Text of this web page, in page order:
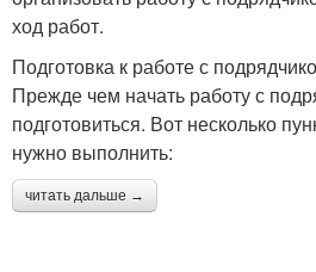
ход работ.
Подготовка к работе с
Прежде чем начать работу с
подготовиться. Вот несколько
нужно выполнить:
читать дальше →